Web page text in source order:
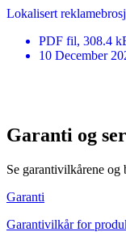
Lokalisert
PDF fil, 308.4
10 December
Garanti og
Se garantivilkårene
Garanti
Garantivilkår for